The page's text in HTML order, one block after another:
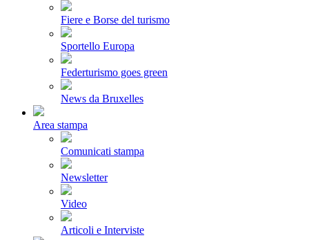
Fiere e Borse del turismo
Sportello Europa
Federturismo goes green
News da Bruxelles
Area stampa
Comunicati stampa
Newsletter
Video
Articoli e Interviste